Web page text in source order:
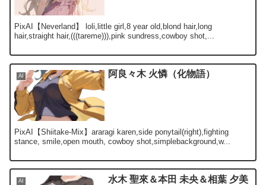
PixAI【Neverland】 loli,little girl,8 year old,blond hair,long
hair,straight hair,(((tareme))),pink sundress,cowboy shot,...
AI 阿良々木 火憐（化物語）
PixAI【Shiitake-Mix】araragi karen,side ponytail(right),fighting
stance, smile,open mouth, cowboy shot,simplebackground,w...
AI
水木 聖來＆本田 未央＆相葉 夕美